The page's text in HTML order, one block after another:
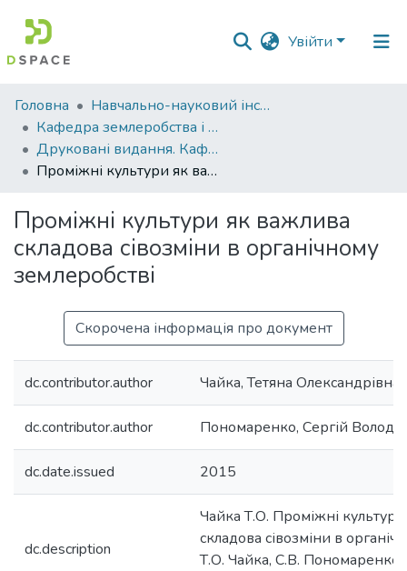
Увійти
Фонди
та
зібрання
Пошук за критеріями
Статистика
Головна
Навчально-науковий інститут агротехнологій, селекції та екології
Кафедра землеробства і агрохімії ім. В.І.Сазанова
Друковані видання. Кафедра землеробства і агрохімії ім. В.І.Сазанова
Проміжні культури як важлива складова сівозміни в органічному землеробстві
Проміжні культури як важлива
складова сівозміни в органічному
землеробстві
Скорочена інформація про документ
dc.contributor.author Чайка, Тетяна Олександрівна
dc.contributor.author Пономаренко, Сергій
dc.date.issued 2015
dc.description
Чайка Т.О. Проміжні
складова сівозміни в
Т.О. Чайка, С.В. Пономаренко